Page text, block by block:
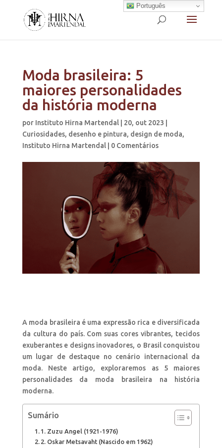
Moda brasileira: 5
maiores personalidades
da história moderna
por Instituto Hirna Martendal| 20, out 2023
Curiosidades, desenho e pintura, design de moda,
Instituto Hirna Martendal| 0 Comentários
A moda brasileira é uma expressão rica e diversificada
da cultura do país. Com suas cores vibrantes, tecidos
exuberantes e designs inovadores, o Brasil conquistou
um lugar de destaque no cenário internacional da
moda. Neste artigo, exploraremos as 5 maiores
personalidades da moda brasileira na história
moderna.
Sumário
1. Zuzu Angel (1921-1976)
2. Oskar Metsavaht (Nascido em 1962)
Português